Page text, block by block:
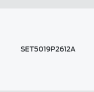
SET5019P2612A